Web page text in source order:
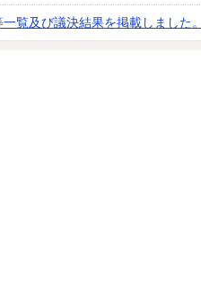
覧及び議決結果を掲載しました。